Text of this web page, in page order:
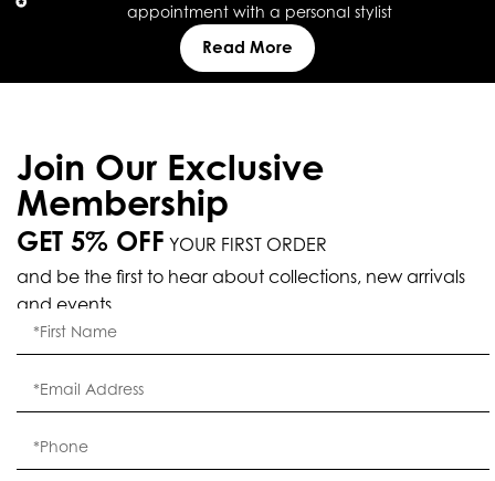
appointment with a personal stylist
Read More
Join Our Exclusive
Membership
GET 5% OFF YOUR FIRST ORDER
and be the first to hear about collections, new arrivals
and events.